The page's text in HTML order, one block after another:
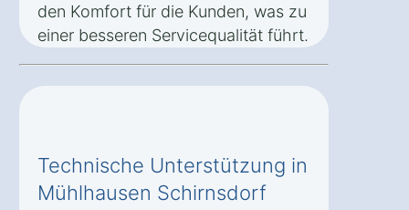
den Komfort für die Kunden, was zu
einer besseren Servicequalität führt.
Technische Unterstützung in
Mühlhausen Schirnsdorf